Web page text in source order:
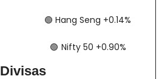
🟢 ​​​​ Hang Seng +0.14%
🟢 ​​​  Nifty 50 +0.90%
Divisas